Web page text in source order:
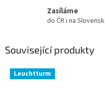
Zasíláme
do ČR i na
Související produkty
Leuchtturm